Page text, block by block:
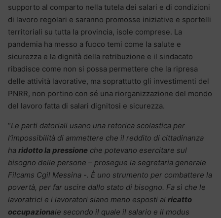
supporto al comparto nella tutela dei salari e di condizioni
di lavoro regolari e saranno promosse iniziative e sportelli
territoriali su tutta la provincia, isole comprese. La
pandemia ha messo a fuoco temi come la salute e
sicurezza e la dignità della retribuzione e il sindacato
ribadisce come non si possa permettere che la ripresa
delle attività lavorative, ma soprattutto gli investimenti del
PNRR, non portino con sé una riorganizzazione del mondo
del lavoro fatta di salari dignitosi e sicurezza.
“Le parti datoriali usano una retorica scolastica per
l’impossibilità di ammettere che il reddito di cittadinanza
ha ridotto la pressione che potevano esercitare sul
bisogno delle persone – prosegue la segretaria generale
Filcams Cgil Messina -. È uno strumento per combattere la
povertà, per far uscire dallo stato di bisogno. Fa sì che le
lavoratrici e i lavoratori siano meno esposti al ricatto
occupazionale secondo il quale il salario e il modus